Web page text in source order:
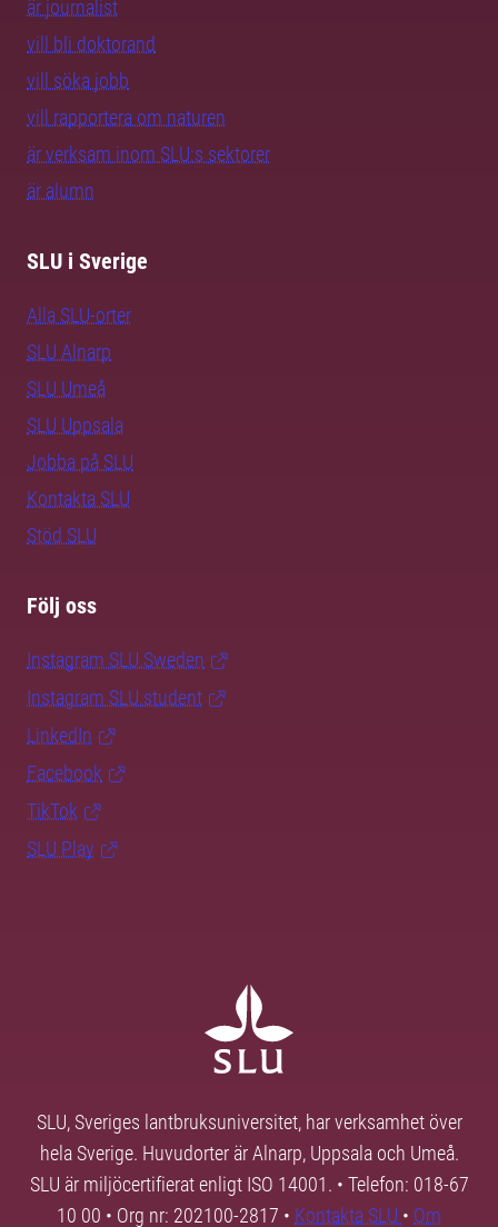
är journalist
vill bli doktorand
vill söka jobb
vill rapportera om naturen
är verksam inom SLU:s sektorer
är alumn
SLU i Sverige
Alla SLU-orter
SLU Alnarp
SLU Umeå
SLU Uppsala
Jobba på SLU
Kontakta SLU
Stöd SLU
Följ oss
Instagram SLU.Sweden
Instagram SLU.student
LinkedIn
Facebook
TikTok
SLU Play
SLU, Sveriges lantbruksuniversitet, har verksamhet över
hela Sverige. Huvudorter är Alnarp, Uppsala och Umeå.
SLU är miljöcertifierat enligt ISO 14001. • Telefon: 018-67
10 00 • Org nr: 202100-2817 • Kontakta SLU • Om